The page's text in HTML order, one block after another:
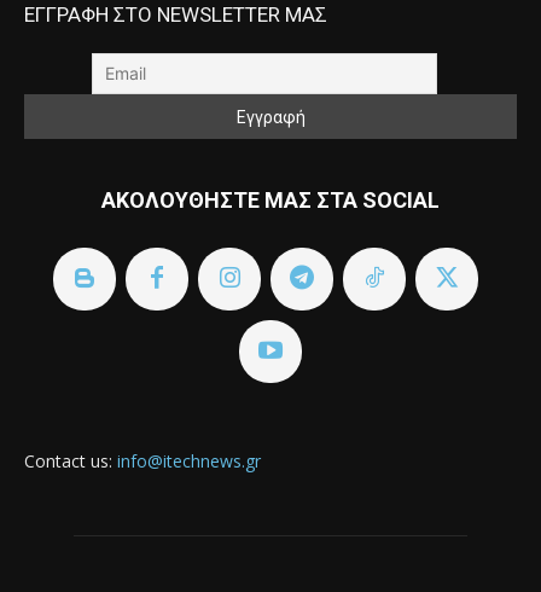
ΕΓΓΡΑΦΗ ΣΤΟ NEWSLETTER ΜΑΣ
ΑΚΟΛΟΥΘΗΣΤΕ ΜΑΣ ΣΤΑ SOCIAL
Contact us: info@itechnews.gr